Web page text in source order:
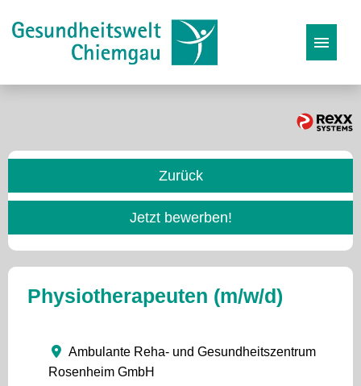
Karriereseite
Initiativbewerbung
Zurück
Jetzt bewerben!
Physiotherapeuten (m/w/d)
Ambulante Reha- und Gesundheitszentrum
Rosenheim GmbH